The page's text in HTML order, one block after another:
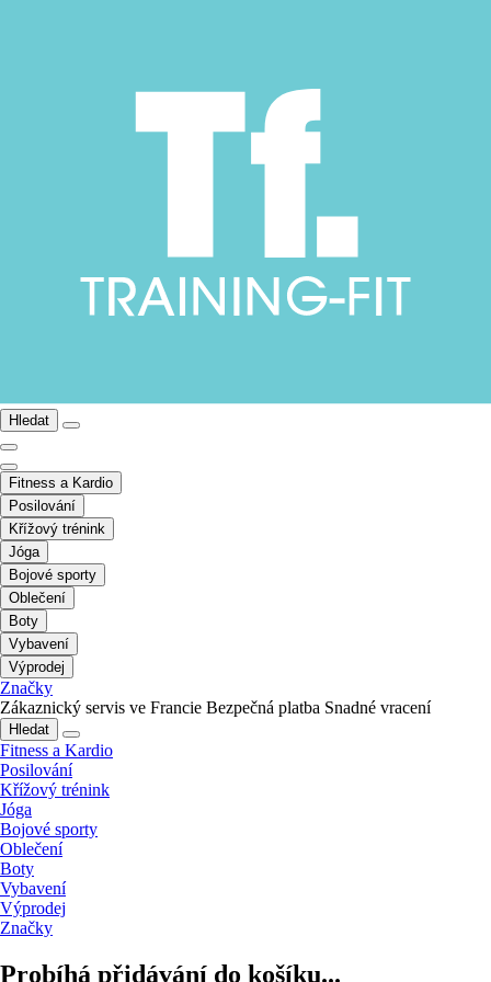
Hledat
Fitness a Kardio
Posilování
Křížový trénink
Jóga
Bojové sporty
Oblečení
Boty
Vybavení
Výprodej
Značky
Zákaznický servis ve Francie Bezpečná platba Snadné vracení
Hledat
Fitness a Kardio
Posilování
Křížový trénink
Jóga
Bojové sporty
Oblečení
Boty
Vybavení
Výprodej
Značky
Probíhá přidávání do košíku...